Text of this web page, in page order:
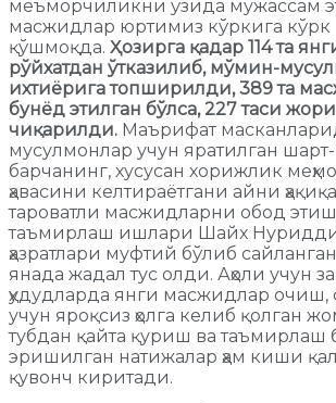
меъморчиликни ўзида мужассам
масжидлар юртимиз кўркига кўрк
қўшмоқда. Ҳозирга қадар 114 та
рўйхатдан ўтказилиб, мўмин-
ихтиёрига топширилди, 389 та
бунёд этилган бўлса, 227 таси
чиқарилди. Маърифат
мусулмонлар учун яратилган
барчанинг, хусусан хорижлик
ҳавасини келтираётгани айни
тароватли масжидларни обод этиш
таъмирлаш ишлари Шайх
ҳазратлари муфтий бўлиб
янада жадал тус олди. Аҳоли учун
ҳудудларда янги масжидлар
учун яроқсиз ҳолга келиб қолган
тубдан қайта қуриш ва таъмирлаш
эришилган натижалар ҳам киши
қувонч киритади.